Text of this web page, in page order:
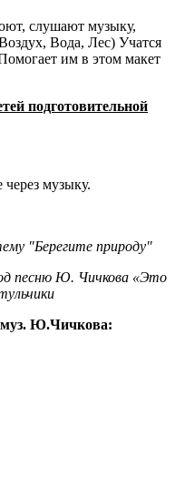
слушают музыку,
Вода, Лес) Учатся
им в этом макет
подготовительной
музыку.
"Берегите природу"
песню Ю. Чичкова «Это
муз. Ю.Чичкова: